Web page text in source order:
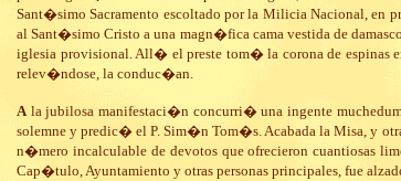
Sant�simo Sacramento escoltado por la Milicia Nacional, en
al Sant�simo Cristo a una magn�fica cama vestida de
iglesia provisional. All� el preste tom� la corona de espinas
relev�ndose, la conduc�an.
Ala jubilosa manifestaci�n concurri� una ingente
solemne y predic� el P. Sim�n Tom�s. Acabada la Misa, y
n�mero incalculable de devotos que ofrecieron cuantiosas
Cap�tulo, Ayuntamiento y otras personas principales, fue